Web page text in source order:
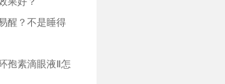
醒？不是睡得
孢素滴眼液Ⅱ怎